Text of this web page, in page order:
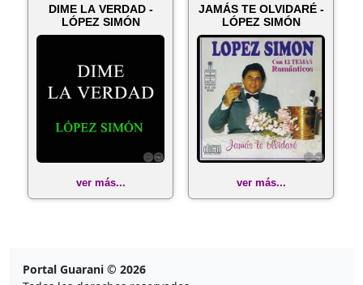
DIME LA VERDAD -
LÓPEZ SIMÓN
ver más...
JAMÁS TE OLVIDARÉ -
LÓPEZ SIMÓN
ver más...
Portal Guarani © 2026